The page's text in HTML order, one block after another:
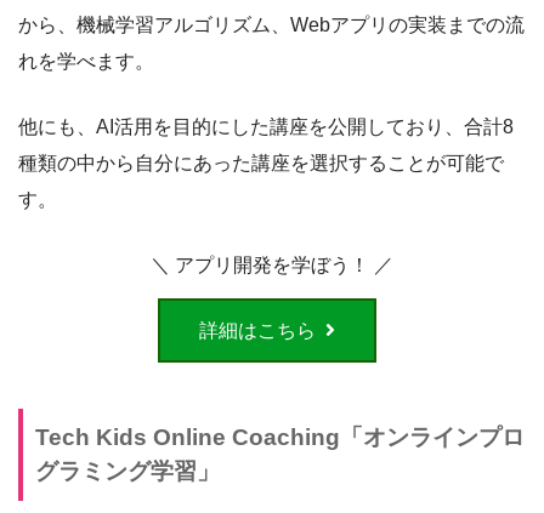
から、機械学習アルゴリズム、Webアプリの実装までの流
れを学べます。
他にも、AI活用を目的にした講座を公開しており、合計8
種類の中から自分にあった講座を選択することが可能で
す。
＼ アプリ開発を学ぼう！ ／
詳細はこちら
Tech Kids Online Coaching「オンラインプロ
グラミング学習」